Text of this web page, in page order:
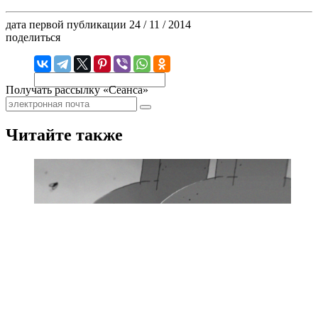
дата первой публикации 24 / 11 / 2014
поделиться
Получать рассылку «Сеанса»
Читайте также